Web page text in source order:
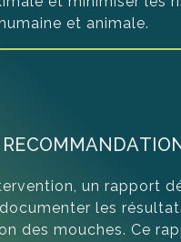
et animale.
un rapport
les
des mouches. Ce